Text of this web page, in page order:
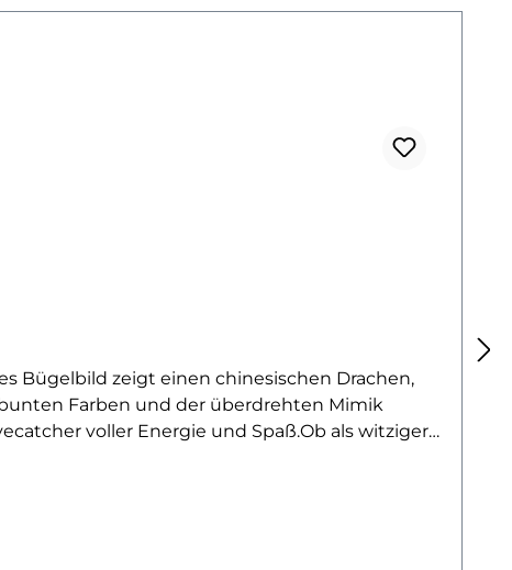
Bügelbild zeigt einen chinesischen Drachen,
Farben und der überdrehten Mimik
voller Energie und Spaß.Ob als witziger